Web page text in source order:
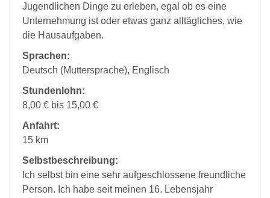
Jugendlichen Dinge zu erleben, egal ob es eine
Unternehmung ist oder etwas ganz alltägliches, wie
die Hausaufgaben.
Sprachen:
Deutsch (Muttersprache), Englisch
Stundenlohn:
8,00 € bis 15,00 €
Anfahrt:
15 km
Selbstbeschreibung:
Ich selbst bin eine sehr aufgeschlossene freundliche
Person. Ich habe seit meinen 16. Lebensjahr